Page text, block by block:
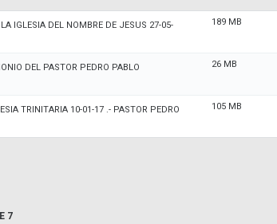
IGLESIA DEL NOMBRE DE JESUS 27-05-
189 MB
DEL PASTOR PEDRO PABLO
26 MB
TRINITARIA 10-01-17 .- PASTOR PEDRO
105 MB
7